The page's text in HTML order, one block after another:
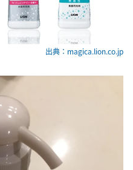
出典：magica.lion.co.jp